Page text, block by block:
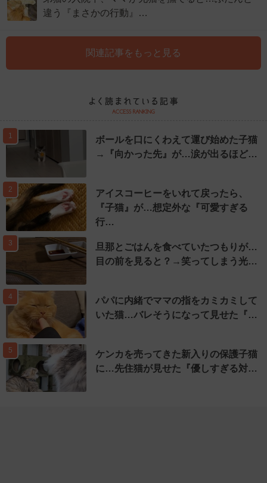
違う『まさかの行動』…
関連記事をもっと見る
1
ボールを口にくわえて運び始めた子猫
→『向かった先』が…涙が出るほど…
2
アイスコーヒーをいれて戻ったら、
『子猫』が…想定外な『可愛すぎる
行…
3
旦那とごはんを食べていたつもりが…
目の前を見ると？→笑ってしまう光…
4
パパに内緒でママの指をカミカミして
いた猫…バレそうになって見せた『…
5
ケンカを売ってきた新入りの保護子猫
に…先住猫が見せた『優しすぎる対…